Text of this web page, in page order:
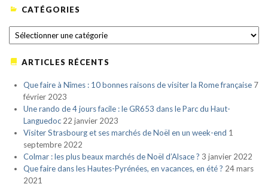
CATÉGORIES
CATÉGORIES
ARTICLES RÉCENTS
Que faire à Nîmes : 10 bonnes raisons de visiter la Rome française 7
février 2023
Une rando de 4 jours facile : le GR653 dans le Parc du Haut-
Languedoc 22 janvier 2023
Visiter Strasbourg et ses marchés de Noël en un week-end 1
septembre 2022
Colmar : les plus beaux marchés de Noël d’Alsace ? 3 janvier 2022
Que faire dans les Hautes-Pyrénées, en vacances, en été ? 24 mars
2021